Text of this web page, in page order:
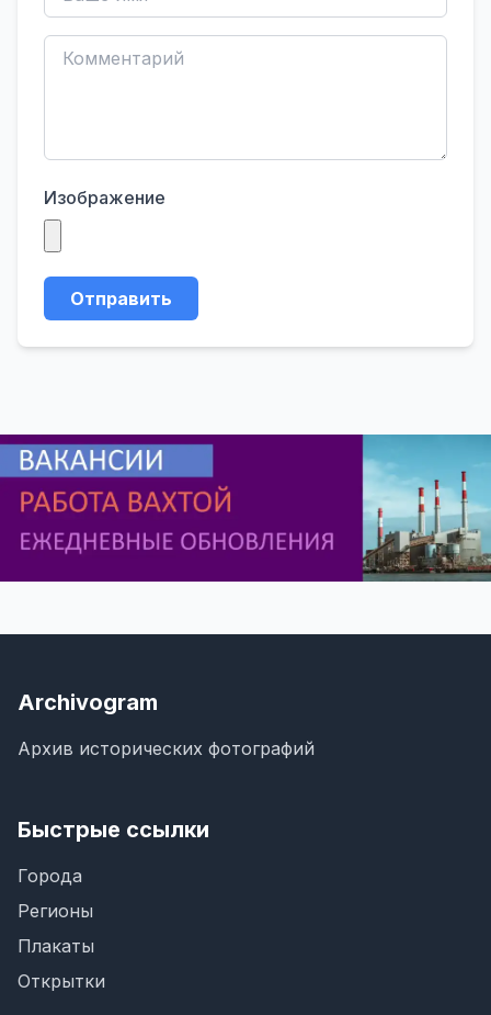
Изображение
Отправить
Archivogram
Архив исторических фотографий
Быстрые ссылки
Города
Регионы
Плакаты
Открытки